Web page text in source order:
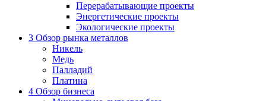
Перерабатывающие проекты
Энергетические проекты
Экологические проекты
3 Обзор рынка металлов
Никель
Медь
Палладий
Платина
4 Обзор бизнеса